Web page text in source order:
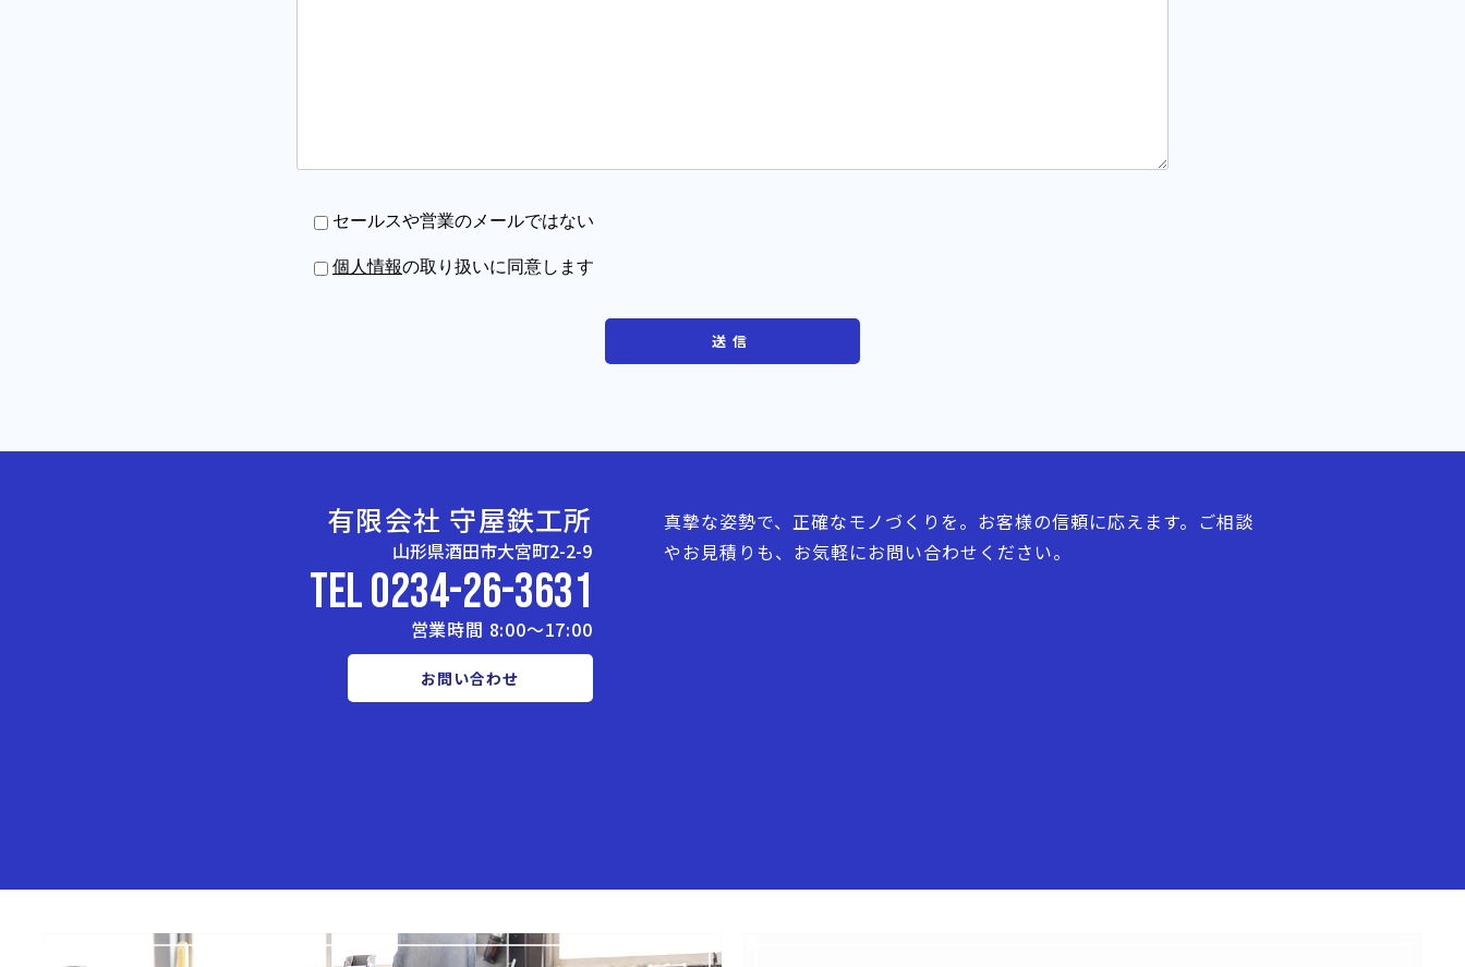
セールスや営業のメールではない
個人情報の取り扱いに同意します
有限会社 守屋鉄工所
山形県酒田市大宮町2-2-9
TEL 0234-26-3631
営業時間 8:00～17:00
お問い合わせ
真摯な姿勢で、正確なモノづくりを。お客様の信頼に応えます。ご相談
やお見積りも、お気軽にお問い合わせください。